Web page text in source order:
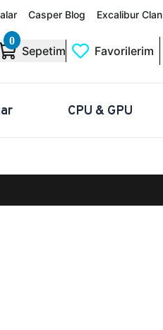
Casper Blog Excalibur Clan
0
Sepetim Favorilerim
CPU & GPU